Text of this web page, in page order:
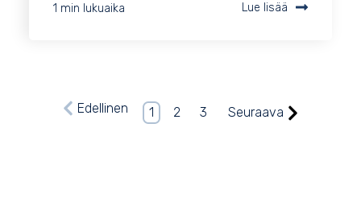
1 min lukuaika Lue lisää
Edellinen 1 2 3 Seuraava